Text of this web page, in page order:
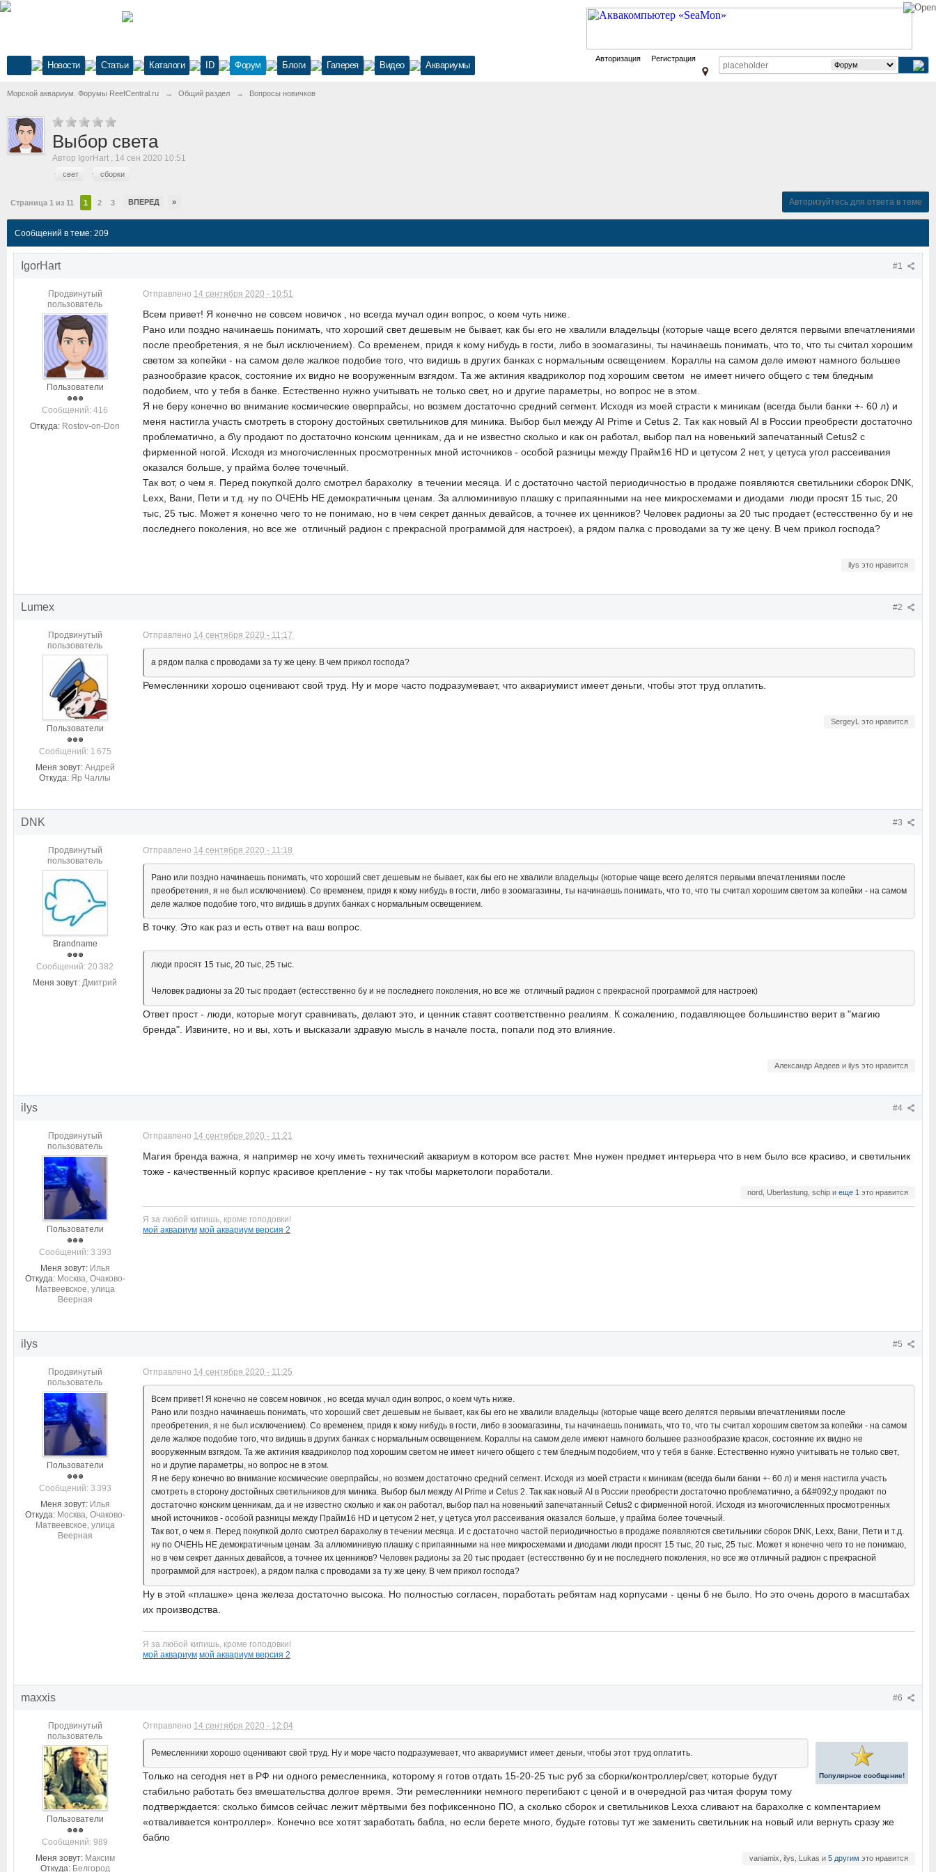
Новости Статьи Каталоги ID Форум Блоги Галерея Видео Аквариумы
Авторизация Регистрация
Морской аквариум. Форумы ReefCentral.ru → Общий раздел → Вопросы новичков
Выбор света
Автор IgorHart , 14 сен 2020 10:51
свет сборки
Страница 1 из 11 1 2 3 ВПЕРЕД » Авторизуйтесь для ответа в теме
Сообщений в теме: 209
#1
IgorHart
Продвинутый
пользователь
Пользователи
Cообщений: 416
Откуда: Rostov-on-Don
Отправлено 14 сентября 2020 - 10:51
Всем привет! Я конечно не совсем новичок , но всегда мучал один вопрос, о коем чуть ниже.
Рано или поздно начинаешь понимать, что хороший свет дешевым не бывает, как бы его не хвалили владельцы (которые чаще всего делятся первыми впечатлениями
после преобретения, я не был исключением). Со временем, придя к кому нибудь в гости, либо в зоомагазины, ты начинаешь понимать, что то, что ты считал хорошим
светом за копейки - на самом деле жалкое подобие того, что видишь в других банках с нормальным освещением. Кораллы на самом деле имеют намного большее
разнообразие красок, состояние их видно не вооруженным взгядом. Та же актиния квадриколор под хорошим светом не имеет ничего общего с тем бледным
подобием, что у тебя в банке. Естественно нужно учитывать не только свет, но и другие параметры, но вопрос не в этом.
Я не беру конечно во внимание космические оверпрайсы, но возмем достаточно средний сегмент. Исходя из моей страсти к миникам (всегда были банки +- 60 л) и
меня настигла участь смотреть в сторону достойных светильников для миника. Выбор был между AI Prime и Cetus 2. Так как новый AI в России преобрести достаточно
проблематично, а б\у продают по достаточно конским ценникам, да и не известно сколько и как он работал, выбор пал на новенький запечатанный Cetus2 с
фирменной ногой. Исходя из многочисленных просмотренных мной источников - особой разницы между Прайм16 HD и цетусом 2 нет, у цетуса угол рассеивания
оказался больше, у прайма более точечный.
Так вот, о чем я. Перед покупкой долго смотрел барахолку в течении месяца. И с достаточно частой периодичностью в продаже появляются светильники сборок DNK,
Lexx, Вани, Пети и т.д. ну по ОЧЕНЬ НЕ демократичным ценам. За аллюминивую плашку с припаянными на нее микросхемами и диодами люди просят 15 тыс, 20
тыс, 25 тыс. Может я конечно чего то не понимаю, но в чем секрет данных девайсов, а точнее их ценников? Человек радионы за 20 тыс продает (естесственно бу и не
последнего поколения, но все же отличный радион с прекрасной программой для настроек), а рядом палка с проводами за ту же цену. В чем прикол господа?
ilys это нравится
#2
Lumex
Продвинутый
пользователь
Пользователи
Cообщений: 1 675
Меня зовут: Андрей
Откуда: Яр Чаллы
Отправлено 14 сентября 2020 - 11:17
а рядом палка с проводами за ту же цену. В чем прикол господа?
Ремесленники хорошо оценивают свой труд. Ну и море часто подразумевает, что аквариумист имеет деньги, чтобы этот труд оплатить.
SergeyL это нравится
#3
DNK
Продвинутый
пользователь
Brandname
Cообщений: 20 382
Меня зовут: Дмитрий
Отправлено 14 сентября 2020 - 11:18
Рано или поздно начинаешь понимать, что хороший свет дешевым не бывает, как бы его не хвалили владельцы (которые чаще всего делятся первыми впечатлениями после
преобретения, я не был исключением). Со временем, придя к кому нибудь в гости, либо в зоомагазины, ты начинаешь понимать, что то, что ты считал хорошим светом за копейки - на самом
деле жалкое подобие того, что видишь в других банках с нормальным освещением.
В точку. Это как раз и есть ответ на ваш вопрос.
люди просят 15 тыс, 20 тыс, 25 тыс.
Человек радионы за 20 тыс продает (естесственно бу и не последнего поколения, но все же отличный радион с прекрасной программой для настроек)
Ответ прост - люди, которые могут сравнивать, делают это, и ценник ставят соответственно реалиям. К сожалению, подавляющее большинство верит в "магию
бренда". Извините, но и вы, хоть и высказали здравую мысль в начале поста, попали под это влияние.
Александр Авдеев и ilys это нравится
#4
ilys
Продвинутый
пользователь
Пользователи
Cообщений: 3 393
Меня зовут: Илья
Откуда: Москва, Очаково-
Матвеевское, улица
Веерная
Отправлено 14 сентября 2020 - 11:21
Магия бренда важна, я например не хочу иметь технический аквариум в котором все растет. Мне нужен предмет интерьера что в нем было все красиво, и светильник
тоже - качественный корпус красивое крепление - ну так чтобы маркетологи поработали.
nord, Uberlastung, schip и еще 1 это нравится
Я за любой кипишь, кроме голодовки!
мой аквариум мой аквариум версия 2
#5
ilys
Продвинутый
пользователь
Пользователи
Cообщений: 3 393
Меня зовут: Илья
Откуда: Москва, Очаково-
Матвеевское, улица
Веерная
Отправлено 14 сентября 2020 - 11:25
Всем привет! Я конечно не совсем новичок , но всегда мучал один вопрос, о коем чуть ниже.
Рано или поздно начинаешь понимать, что хороший свет дешевым не бывает, как бы его не хвалили владельцы (которые чаще всего делятся первыми впечатлениями после
преобретения, я не был исключением). Со временем, придя к кому нибудь в гости, либо в зоомагазины, ты начинаешь понимать, что то, что ты считал хорошим светом за копейки - на самом
деле жалкое подобие того, что видишь в других банках с нормальным освещением. Кораллы на самом деле имеют намного большее разнообразие красок, состояние их видно не
вооруженным взгядом. Та же актиния квадриколор под хорошим светом не имеет ничего общего с тем бледным подобием, что у тебя в банке. Естественно нужно учитывать не только свет,
но и другие параметры, но вопрос не в этом.
Я не беру конечно во внимание космические оверпрайсы, но возмем достаточно средний сегмент. Исходя из моей страсти к миникам (всегда были банки +- 60 л) и меня настигла участь
смотреть в сторону достойных светильников для миника. Выбор был между AI Prime и Cetus 2. Так как новый AI в России преобрести достаточно проблематично, а б&#092;у продают по
достаточно конским ценникам, да и не известно сколько и как он работал, выбор пал на новенький запечатанный Cetus2 с фирменной ногой. Исходя из многочисленных просмотренных
мной источников - особой разницы между Прайм16 HD и цетусом 2 нет, у цетуса угол рассеивания оказался больше, у прайма более точечный.
Так вот, о чем я. Перед покупкой долго смотрел барахолку в течении месяца. И с достаточно частой периодичностью в продаже появляются светильники сборок DNK, Lexx, Вани, Пети и т.д.
ну по ОЧЕНЬ НЕ демократичным ценам. За аллюминивую плашку с припаянными на нее микросхемами и диодами люди просят 15 тыс, 20 тыс, 25 тыс. Может я конечно чего то не понимаю,
но в чем секрет данных девайсов, а точнее их ценников? Человек радионы за 20 тыс продает (естесственно бу и не последнего поколения, но все же отличный радион с прекрасной
программой для настроек), а рядом палка с проводами за ту же цену. В чем прикол господа?
Ну в этой «плашке» цена железа достаточно высока. Но полностью согласен, поработать ребятам над корпусами - цены б не было. Но это очень дорого в масштабах
их производства.
Я за любой кипишь, кроме голодовки!
мой аквариум мой аквариум версия 2
#6
maxxis
Продвинутый
пользователь
Пользователи
Cообщений: 989
Меня зовут: Максим
Откуда: Белгород
Отправлено 14 сентября 2020 - 12:04
Популярное сообщение!
Ремесленники хорошо оценивают свой труд. Ну и море часто подразумевает, что аквариумист имеет деньги, чтобы этот труд оплатить.
Только на сегодня нет в РФ ни одного ремесленника, которому я готов отдать 15-20-25 тыс руб за сборки/контроллер/свет, которые будут
стабильно работать без вмешательства долгое время. Эти ремесленники немного перегибают с ценой и в очередной раз читая форум тому
подтверждается: сколько бимсов сейчас лежит мёртвыми без пофиксенноно ПО, а сколько сборок и светильников Lexxa сливают на барахолке с компентарием
«отваливается контроллер». Конечно все хотят заработать бабла, но если берете много, будьте готовы тут же заменить светильник на новый или вернуть сразу же
бабло
vaniamix, ilys, Lukas и 5 другим это нравится